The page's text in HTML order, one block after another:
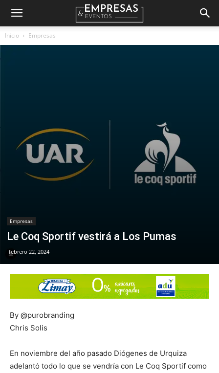
Empresas
Inicio Empresas
Empresas
Le Coq Sportif vestirá a Los Pumas
febrero 22, 2024
By @purobranding
Chris Solis
En noviembre del año pasado Diógenes de Urquiza
adelantó todo lo que se vendría con Le Coq Sportif como